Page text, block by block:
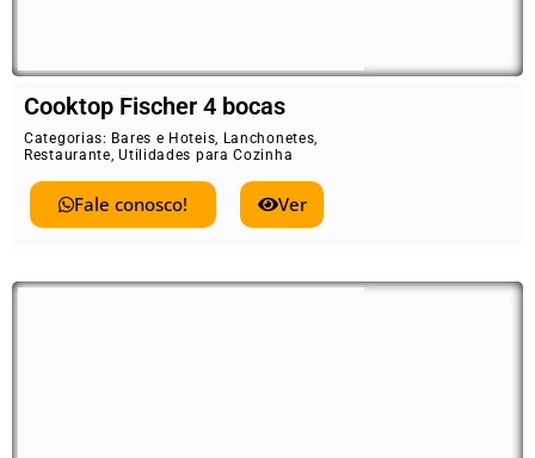
Cooktop Fischer 4 bocas
Categorias: Bares e Hoteis, Lanchonetes,
Restaurante,Utilidades para Cozinha
Fale conosco! Ver